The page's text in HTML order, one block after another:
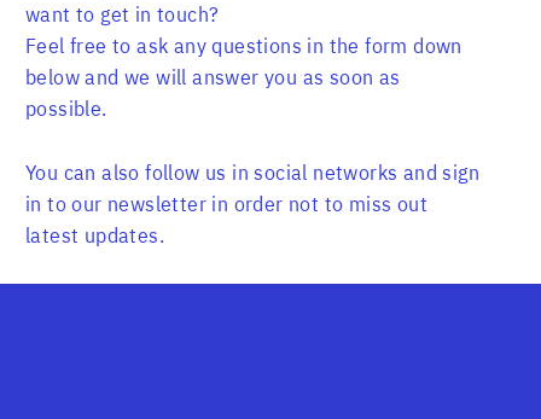
want to get in touch?
Feel free to ask any questions in the form down
below and we will answer you as soon as
possible.
You can also follow us in social networks and sign
in to our newsletter in order not to miss out
latest updates.